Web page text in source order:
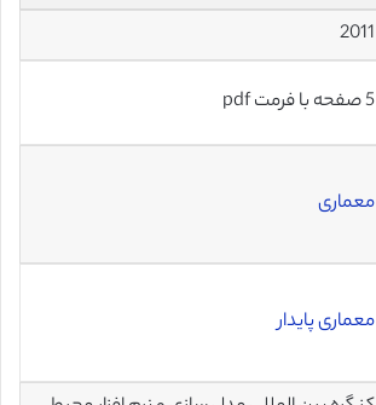
معماری
معماری پایدار